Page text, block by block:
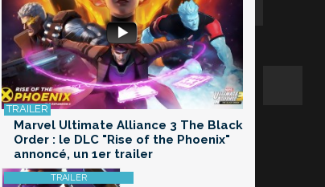
Marvel Ultimate Alliance 3 The Black
Order : le DLC "Rise of the Phoenix"
annoncé, un 1er trailer